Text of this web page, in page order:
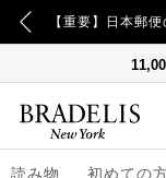
読み物 初めての